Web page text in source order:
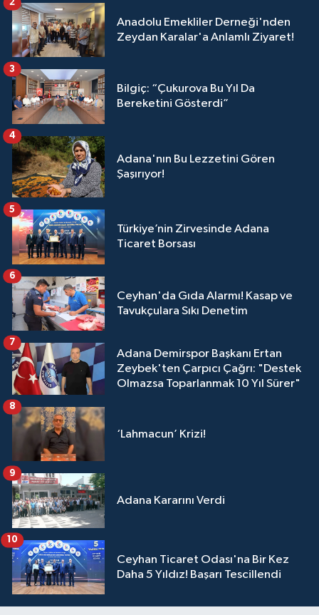
Anadolu Emekliler Derneği'nden
Zeydan Karalar'a Anlamlı Ziyaret!
2
Bilgiç: “Çukurova Bu Yıl Da
Bereketini Gösterdi”
3
Adana'nın Bu Lezzetini Gören
Şaşırıyor!
4
Türkiye’nin Zirvesinde Adana
Ticaret Borsası
5
Ceyhan'da Gıda Alarmı! Kasap ve
Tavukçulara Sıkı Denetim
6
Adana Demirspor Başkanı Ertan
Zeybek'ten Çarpıcı Çağrı: "Destek
Olmazsa Toparlanmak 10 Yıl Sürer"
7
‘Lahmacun’ Krizi!
8
Adana Kararını Verdi
9
Ceyhan Ticaret Odası'na Bir Kez
Daha 5 Yıldız! Başarı Tescillendi
10